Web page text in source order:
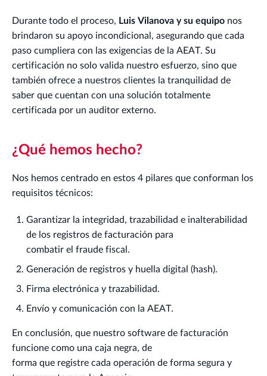
Durante todo el proceso, Luis Vilanova y su equipo nos
brindaron su apoyo incondicional, asegurando que cada
paso cumpliera con las exigencias de la AEAT. Su
certificación no solo valida nuestro esfuerzo, sino que
también ofrece a nuestros clientes la tranquilidad de
saber que cuentan con una solución totalmente
certificada por un auditor externo.
¿Qué hemos hecho?
Nos hemos centrado en estos 4 pilares que conforman los
requisitos técnicos:
Garantizar la integridad, trazabilidad e inalterabilidad
de los registros de facturación para
combatir el fraude fiscal.
Generación de registros y huella digital (hash).
Firma electrónica y trazabilidad.
Envío y comunicación con la AEAT.
En conclusión, que nuestro software de facturación
funcione como una caja negra, de
forma que registre cada operación de forma segura y